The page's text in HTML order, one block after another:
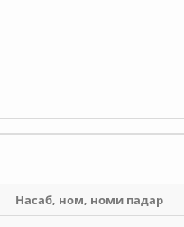
Насаб, ном, номи падар